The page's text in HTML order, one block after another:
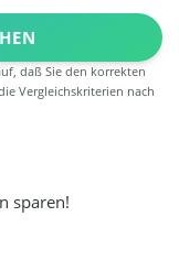
daß Sie den korrekten
Vergleichskriterien nach
sparen!